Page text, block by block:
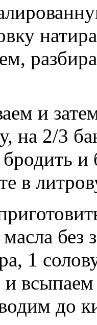
и
на 2/3
в
без
1
и
до